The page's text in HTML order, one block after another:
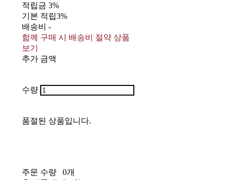
적립금 3%
기본 적립3%
배송비 -
함께 구매 시 배송비 절약 상품
보기
추가 금액
수량
품절된 상품입니다.
주문 수량
0개